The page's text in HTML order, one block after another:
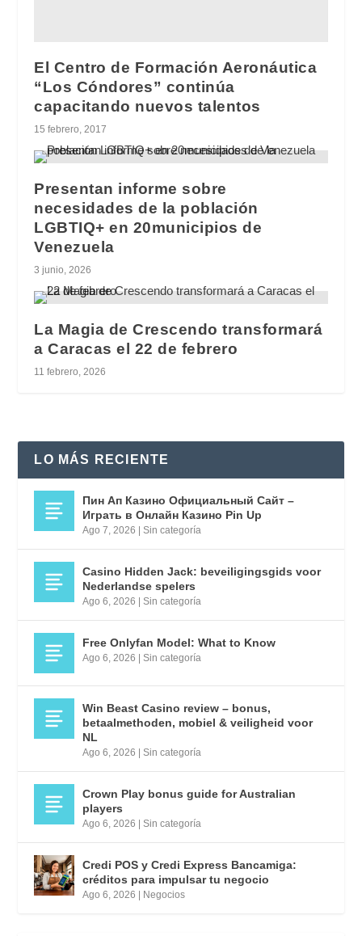
El Centro de Formación Aeronáutica
“Los Cóndores” continúa
capacitando nuevos talentos
15 febrero, 2017
Presentan informe sobre
necesidades de la población
LGBTIQ+ en 20municipios de
Venezuela
3 junio, 2026
La Magia de Crescendo transformará
a Caracas el 22 de febrero
11 febrero, 2026
LO MÁS RECIENTE
Пин Ап Казино Официальный Сайт –
Играть в Онлайн Казино Pin Up
Ago 7, 2026 |Sin categoría
Casino Hidden Jack: beveiligingsgids voor
Nederlandse spelers
Ago 6, 2026 |Sin categoría
Free Onlyfan Model: What to Know
Ago 6, 2026 |Sin categoría
Win Beast Casino review – bonus,
betaalmethoden, mobiel & veiligheid voor
NL
Ago 6, 2026 |Sin categoría
Crown Play bonus guide for Australian
players
Ago 6, 2026 |Sin categoría
Credi POS y Credi Express Bancamiga:
créditos para impulsar tu negocio
Ago 6, 2026 Negocios